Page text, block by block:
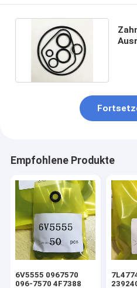
Empfohlene Produkte
6V5555 0967570
096-7570 4F7388